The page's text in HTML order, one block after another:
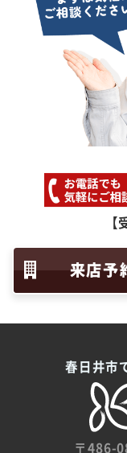
来店予
春日井市
〒486-